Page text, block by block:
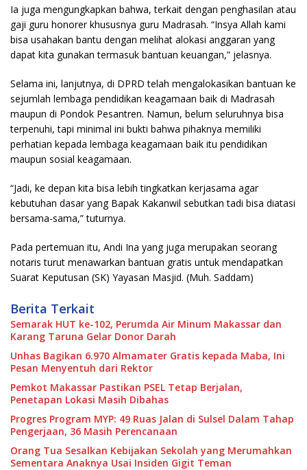
Ia juga mengungkapkan bahwa, terkait dengan penghasilan atau
gaji guru honorer khususnya guru Madrasah. “Insya Allah kami
bisa usahakan bantu dengan melihat alokasi anggaran yang
dapat kita gunakan termasuk bantuan keuangan,” jelasnya.
Selama ini, lanjutnya, di DPRD telah mengalokasikan bantuan ke
sejumlah lembaga pendidikan keagamaan baik di Madrasah
maupun di Pondok Pesantren. Namun, belum seluruhnya bisa
terpenuhi, tapi minimal ini bukti bahwa pihaknya memiliki
perhatian kepada lembaga keagamaan baik itu pendidikan
maupun sosial keagamaan.
“Jadi, ke depan kita bisa lebih tingkatkan kerjasama agar
kebutuhan dasar yang Bapak Kakanwil sebutkan tadi bisa diatasi
bersama-sama,” tuturnya.
Pada pertemuan itu, Andi Ina yang juga merupakan seorang
notaris turut menawarkan bantuan gratis untuk mendapatkan
Suarat Keputusan (SK) Yayasan Masjid. (Muh. Saddam)
Berita Terkait
Semarak HUT ke-102, Perumda Air Minum Makassar dan
Karang Taruna Gelar Donor Darah
Unhas Bagikan 6.970 Almamater Gratis kepada Maba, Ini
Pesan Menyentuh dari Rektor
Pemkot Makassar Pastikan PSEL Tetap Berjalan,
Penetapan Lokasi Masih Dibahas
Progres Program MYP: 49 Ruas Jalan di Sulsel Dalam Tahap
Pengerjaan, 36 Masih Perencanaan
Orang Tua Sesalkan Kebijakan Sekolah yang Merumahkan
Sementara Anaknya Usai Insiden Gigit Teman